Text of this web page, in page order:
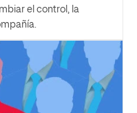
el control, la